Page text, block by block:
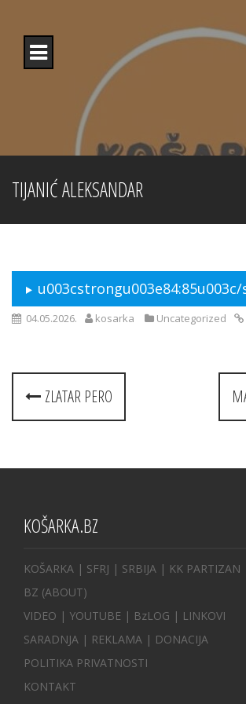
content
TIJANIĆ ALEKSANDAR
04.05.2026. kosarka Uncategorized
Post
navigation
ZLATAR PERO
KOŠARKA.BZ
KOŠARKA | SFRJ | SRBIJA | KK PARTIZAN
BZ (ABOUT)
VIDEO | YOUTUBE | BzLOG | LINKOVI
SARADNJA | REKLAMA | DONACIJA
POLITIKA PRIVATNOSTI
KONTAKT